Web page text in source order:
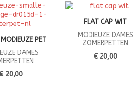
PET
DAMES
€ 20,00
FLAT CAP WIT
MODIEUZE DAMES
ZOMERPETTEN
€ 20,00